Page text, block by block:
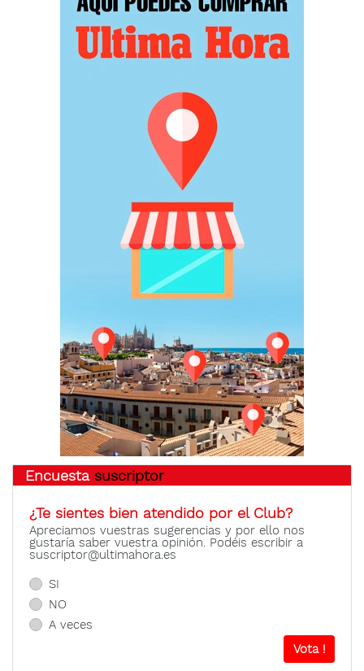
Encuesta suscriptor
¿Te sientes bien atendido por el Club?
Apreciamos vuestras sugerencias y por ello nos
gustaría saber vuestra opinión. Podéis escribir a
suscriptor@ultimahora.es
SI
NO
A veces